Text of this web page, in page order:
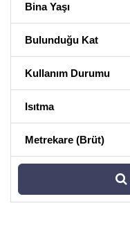
Bina Yaşı
Bulunduğu Kat
Kullanım Durumu
Isıtma
Metrekare (Brüt)